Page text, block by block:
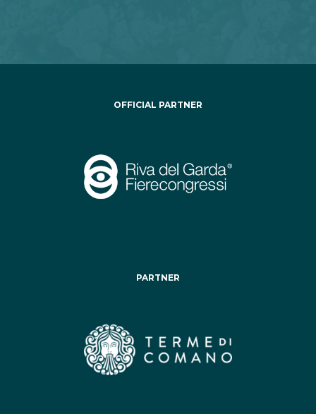
OFFICIAL PARTNER
PARTNER